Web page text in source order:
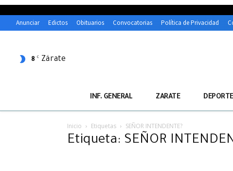
Anunciar Edictos Obituarios Convocatorias Política de Privacidad
8 C Zárate
INF. GENERAL ZARATE
Inicio Etiquetas SEÑOR INTENDENTE?
Etiqueta: SEÑOR